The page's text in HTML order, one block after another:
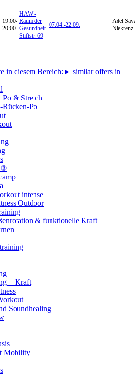
19:00-
20:00
HAW -
Raum der
Gesundheit
Stiftstr. 69
07.04.-22.09.
Adel
Niekrenz
in diesem Bereich: ► similar offers in
Po & Stretch
Rücken-Po
®
intense
Outdoor
& funktionelle Kraft
+ Kraft
Soundhealing
Mobility